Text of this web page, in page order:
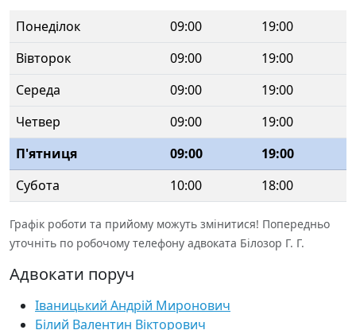
Понеділок 09:00
19:00
Вівторок
09:00
19:00
Середа
09:00
19:00
Четвер
09:00
19:00
П'ятниця
09:00
19:00
Субота
10:00 18:00
Графік роботи та прийому можуть змінитися! Попередньо
уточніть по робочому телефону адвоката Білозор Г. Г.
Адвокати поруч
Іваницький Андрій Миронович
Білий Валентин Вікторович